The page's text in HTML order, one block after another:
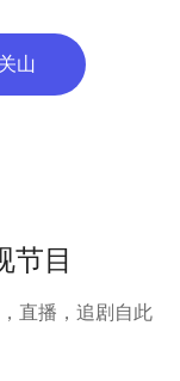
山
节目
直播，追剧自此